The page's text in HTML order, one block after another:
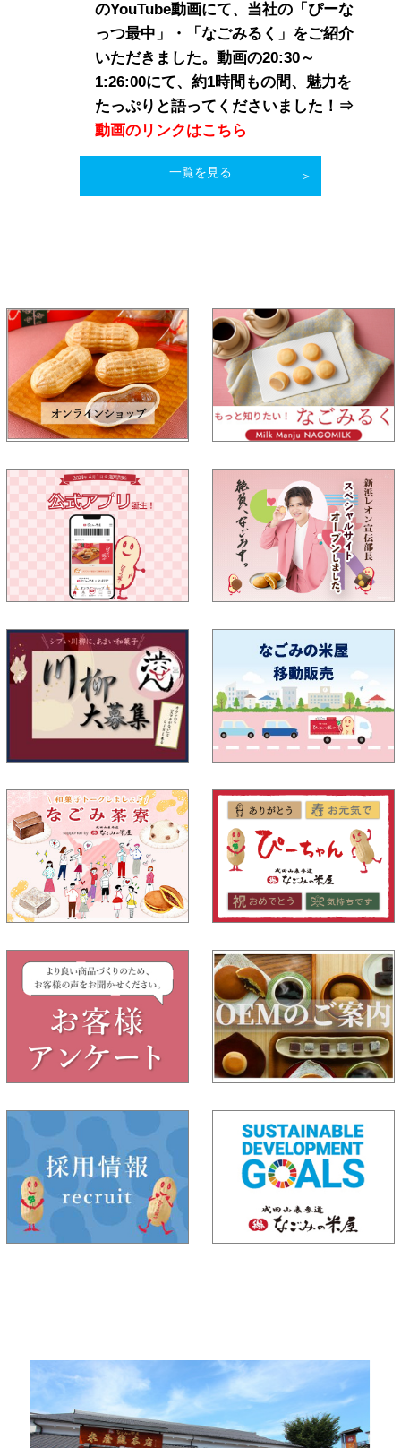
のYouTube動画にて、当社の「ぴーな
っつ最中」・「なごみるく」をご紹介
いただきました。動画の20:30～
1:26:00にて、約1時間もの間、魅力を
たっぷりと語ってくださいました！⇒
動画のリンクはこちら
一覧を見る